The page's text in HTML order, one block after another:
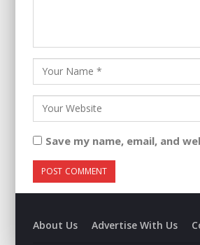
Save my name, email, and
About Us Advertise With Us